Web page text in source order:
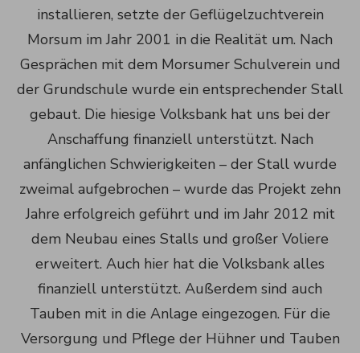
installieren, setzte der Geflügelzuchtverein
Morsum im Jahr 2001 in die Realität um. Nach
Gesprächen mit dem Morsumer Schulverein und
der Grundschule wurde ein entsprechender Stall
gebaut. Die hiesige Volksbank hat uns bei der
Anschaffung finanziell unterstützt. Nach
anfänglichen Schwierigkeiten – der Stall wurde
zweimal aufgebrochen – wurde das Projekt zehn
Jahre erfolgreich geführt und im Jahr 2012 mit
dem Neubau eines Stalls und großer Voliere
erweitert. Auch hier hat die Volksbank alles
finanziell unterstützt. Außerdem sind auch
Tauben mit in die Anlage eingezogen. Für die
Versorgung und Pflege der Hühner und Tauben